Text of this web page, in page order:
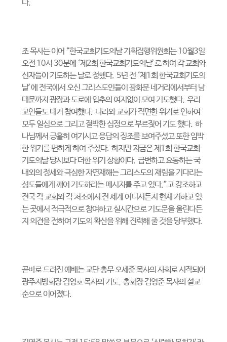
다.
조 목사는 이어 “한국교회기도의날 기획집행위원회는 10월3일
오전 10시 30분에 ‘제 2회 한국교회기도의날’로 하여 각 교회와
신자들이 기도하는 날로 정했다. 5년 전 ‘제 1회 한국교회기도의
날’에 전국에서 오신 그리스도인들이 광화문 네거리에서부터 남
대문까지 광장과 도로에 입추의 여지없이 모여 기도했다. 우리
교인들도 대거 참여했다. 나라와 교회가 직면한 위기로 인하여
모두 일심으로 그리고 절박한 심정으로 부르짖어 기도 했다. 하
나님께서 긍휼히 여기시고 응답의 징조를 보여주셨고 또한 임박
한 위기를 면하게 하여 주셨다. 하지만 지금은 제 1회 한국교회
기도의날 당시보다 더한 위기 상황이다. 급변하고 요동하는 국
내외의 정세와 극심한 자연재해는 그리스도의 재림을 기다리는
성도들에게 깨어 기도하라는 메시지를 주고 있다.”고 강조하고
전국 각 교회와 각 처소에서 전 세계 어디서든지 현재 거하고 있
는 곳에서 적극적으로 참여하고 실시간으로 기도문을 올린다든
지 의견을 전하여 기도의 확산을 위해 진력해 줄 것을 당부했다.
곧바로 드려진 예배는 교단 총무 오세준 목사의 사회로 시작되어
광주지방회장 김영호 목사의 기도, 총회장 김영준 목사의 설교
순으로 이어졌다.